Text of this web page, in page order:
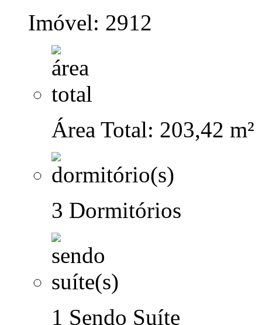
Imóvel: 2912
Área Total: 203,42 m²
3 Dormitórios
1 Sendo Suíte